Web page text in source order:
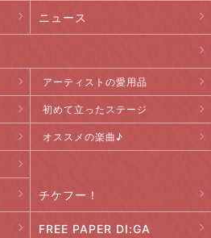
ニュース
アーティストの愛用品
初めて立ったステージ
オススメの楽曲♪
チケフー！
FREE PAPER DI:GA